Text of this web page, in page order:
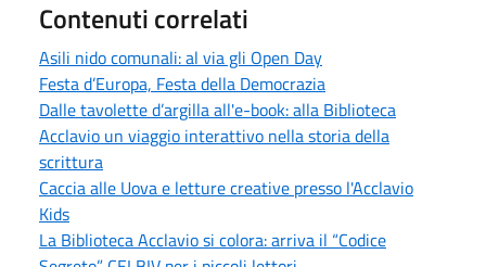
Contenuti correlati
Asili nido comunali: al via gli Open Day
Festa d’Europa, Festa della Democrazia
Dalle tavolette d’argilla all'e-book: alla Biblioteca
Acclavio un viaggio interattivo nella storia della
scrittura
Caccia alle Uova e letture creative presso l'Acclavio
Kids
La Biblioteca Acclavio si colora: arriva il “Codice